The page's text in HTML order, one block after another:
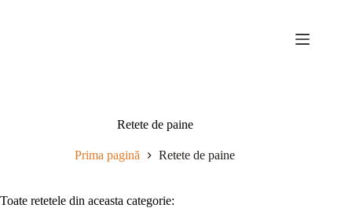
Retete de paine
Prima pagină Retete de paine
Toate retetele din aceasta categorie: